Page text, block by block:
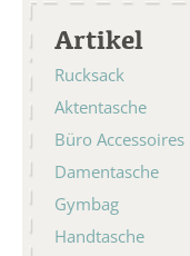
Artikel
Rucksack
Aktentasche
Büro Accessoires
Damentasche
Gymbag
Handtasche